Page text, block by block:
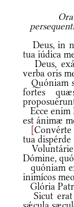
Deus, in
tua iúdica
Deus,
verba oris
Quóniam
fortes
Ecce enim
est ánimæ
[Convérte
tua dispérde
Voluntárie
Dómine,
quóniam
inimícos
Glória
Sicut erat